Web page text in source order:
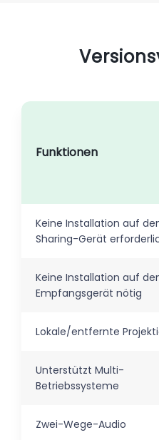
Funktionen
Keine Installation auf
Sharing-Gerät
Keine Installation auf
Empfangsgerät nötig
Lokale/entfernte
Unterstützt Multi-
Betriebssysteme
Zwei-Wege-Audio